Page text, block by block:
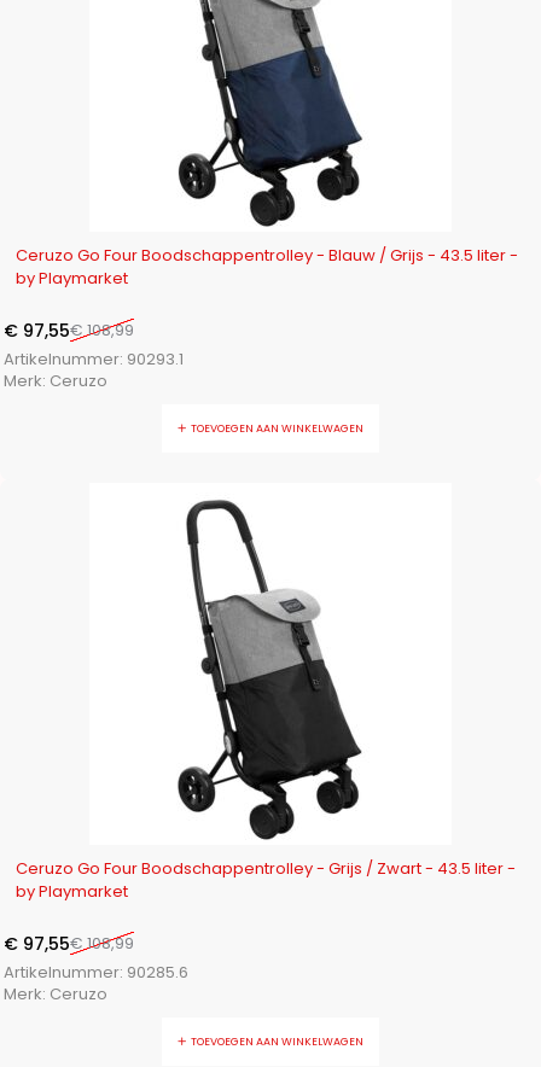
Ceruzo Go Four Boodschappentrolley - Blauw / Grijs - 43.5 liter -
by Playmarket
€108,99
€ 97,55
Artikelnummer: 90293.1
Merk: Ceruzo
TOEVOEGEN AAN WINKELWAGEN
Ceruzo Go Four Boodschappentrolley - Grijs / Zwart - 43.5 liter -
by Playmarket
€108,99
€ 97,55
Artikelnummer: 90285.6
Merk: Ceruzo
TOEVOEGEN AAN WINKELWAGEN